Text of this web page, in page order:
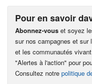
Pour en savoir
Abonnez-vous et soyez
sur nos campagnes et sur
et les communautés
"Alertes à l'action" pour
Consultez notre politique